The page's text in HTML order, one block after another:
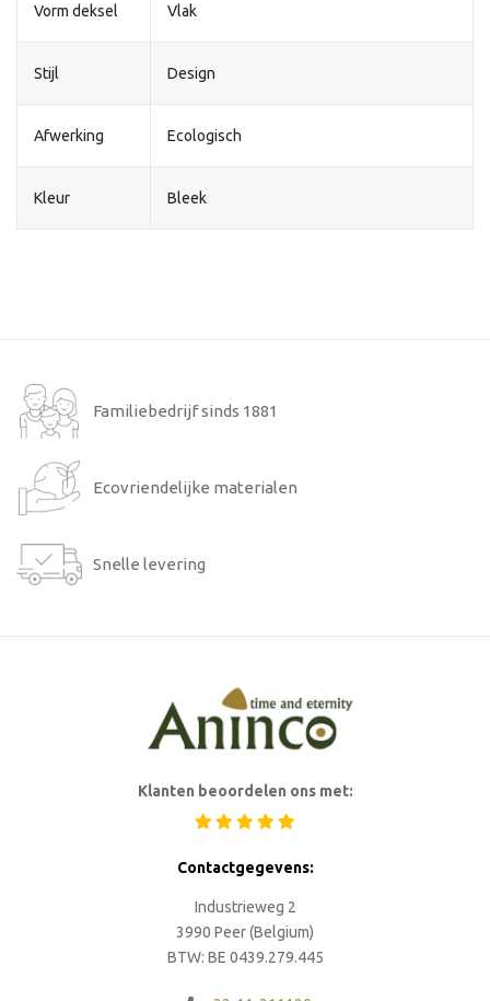
Vorm deksel Vlak
Stijl Design
Afwerking Ecologisch
Kleur Bleek
Familiebedrijf sinds 1881
Ecovriendelijke materialen
Snelle levering
Klanten beoordelen ons met:
Contactgegevens:
Industrieweg 2
3990 Peer (Belgium)
BTW: BE 0439.279.445